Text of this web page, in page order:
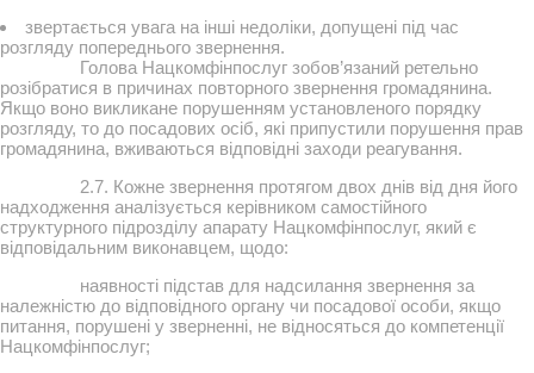
звертається увага на інші недоліки, допущені під час
розгляду попереднього звернення.
Голова Нацкомфінпослуг зобов’язаний ретельно
розібратися в причинах повторного звернення громадянина.
Якщо воно викликане порушенням установленого порядку
розгляду, то до посадових осіб, які припустили порушення прав
громадянина, вживаються відповідні заходи реагування.
2.7. Кожне звернення протягом двох днів від дня його
надходження аналізується керівником самостійного
структурного підрозділу апарату Нацкомфінпослуг, який є
відповідальним виконавцем, щодо:
наявності підстав для надсилання звернення за
належністю до відповідного органу чи посадової особи, якщо
питання, порушені у зверненні, не відносяться до компетенції
Нацкомфінпослуг;